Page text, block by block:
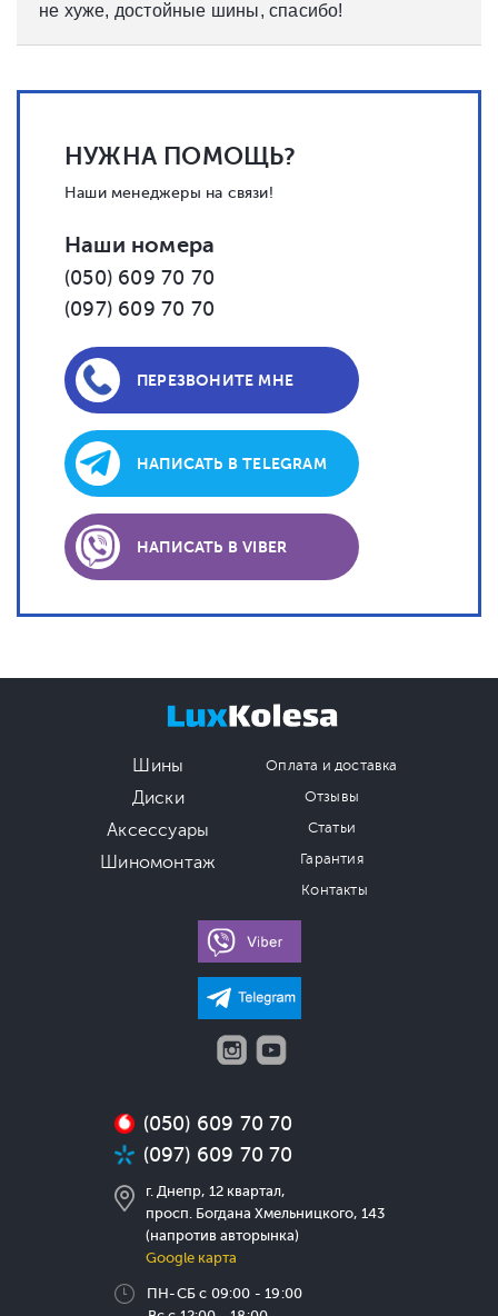
не хуже, достойные шины, спасибо!
НУЖНА ПОМОЩЬ?
Наши менеджеры на связи!
Наши номера
(050) 609 70 70
(097) 609 70 70
ПЕРЕЗВОНИТЕ МНЕ
НАПИСАТЬ В TELEGRAM
НАПИСАТЬ В VIBER
Шины
Диски
Аксессуары
Шиномонтаж
Оплата и доставка
Отзывы
Статьи
Гарантия
Контакты
(050) 609 70 70
(097) 609 70 70
г. Днепр, 12 квартал,
просп. Богдана Хмельницкого, 143
(напротив авторынка)
Google карта
ПН-СБ с 09:00 - 19:00